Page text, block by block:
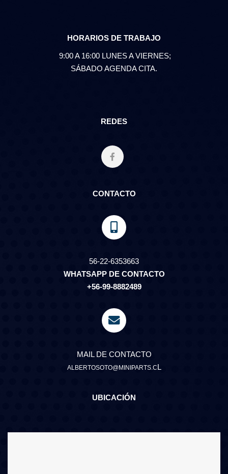
HORARIOS DE TRABAJO
9:00 A 16:00 LUNES A VIERNES;
SÁBADO AGENDA CITA.
REDES
CONTACTO
56-22-6353663
WHATSAPP DE CONTACTO
+56-99-8882489
MAIL DE CONTACTO
ALBERTOSOTO@MINIPARTS.CL
UBICACIÓN